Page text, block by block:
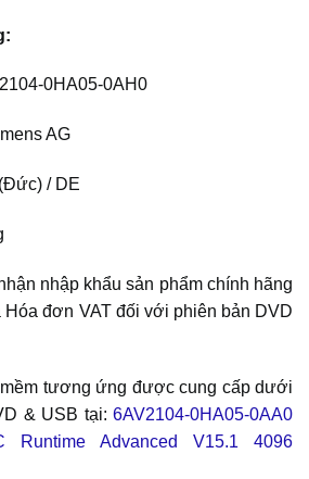
0HA05-0AH0
AG
/ DE
nhập khẩu sản phẩm chính hãng
Hóa đơn VAT đối với phiên bản DVD
tương ứng được cung cấp dưới
& USB tại: 6AV2104-0HA05-0AA0
Runtime Advanced V15.1 4096